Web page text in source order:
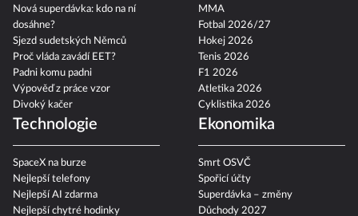
Nová superdávka: kdo na ní
dosáhne?
Sjezd sudetských Němců
Proč vláda zavádí EET?
Padni komu padni
Výpověď z práce vzor
Divoký kačer
MMA
Fotbal 2026/27
Hokej 2026
Tenis 2026
F1 2026
Atletika 2026
Cyklistika 2026
Technologie
SpaceX na burze
Nejlepší telefony
Nejlepší AI zdarma
Nejlepší chytré hodinky
Ekonomika
Smrt OSVČ
Spořicí účty
Superdávka – změny
Důchody 2027